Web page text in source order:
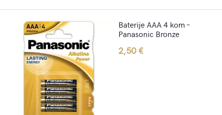
Baterije AAA 4 kom –
Panasonic Bronze
2,50€